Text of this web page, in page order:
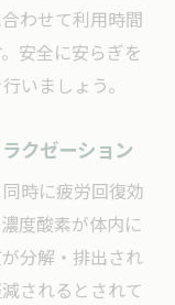
わせて利用時間
安全に安らぎを
いましょう。
クゼーション
時に疲労回復効
度酸素が体内に
分解・排出され
されるとされて